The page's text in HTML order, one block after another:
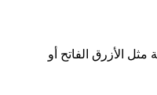
الأزرق الفاتح أو